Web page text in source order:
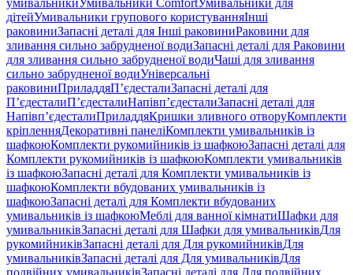
умивальникиУмивальники ComfortУмивальники для
дітейУмивальники групового користуванняІнші
раковиниЗапасні деталі для Інші раковиниРаковини для
зливання сильно забрудненої водиЗапасні деталі для Раковини
для зливання сильно забрудненої водиЧаші для зливання
сильно забрудненої водиУніверсальні
раковиниПриладдяП’єдесталиЗапасні деталі для
П’єдесталиП’єдесталиНапівп’єдесталиЗапасні деталі для
Напівп’єдесталиПриладдяКришки зливного отворуКомплекти
кріпленняДекоративні панеліКомплекти умивальників із
шафкоюКомплекти рукомийників із шафкоюЗапасні деталі для
Комплекти рукомийників із шафкоюКомплекти умивальників
із шафкоюЗапасні деталі для Комплекти умивальників із
шафкоюКомплекти вбудованих умивальників із
шафкоюЗапасні деталі для Комплекти вбудованих
умивальників із шафкоюМеблі для ванної кімнатиШафки для
умивальниківЗапасні деталі для Шафки для умивальниківДля
рукомийниківЗапасні деталі для Для рукомийниківДля
умивальниківЗапасні деталі для Для умивальниківДля
подвійних умивальниківЗапасні деталі для Для подвійних